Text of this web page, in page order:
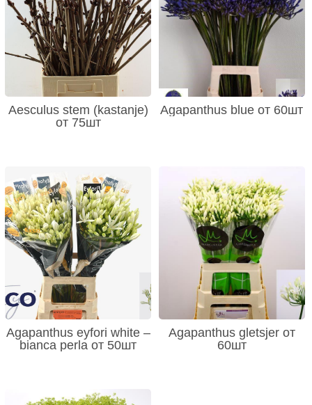
Aesculus stem (kastanje)
от 75шт
Agapanthus blue от 60шт
Agapanthus eyfori white –
bianca perla от 50шт
Agapanthus gletsjer от
60шт